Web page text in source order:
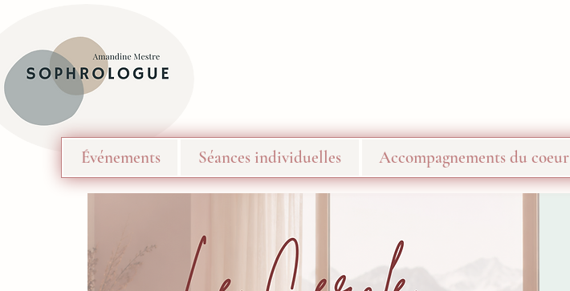
Événements Séances individuelles Accompagnements du coeur